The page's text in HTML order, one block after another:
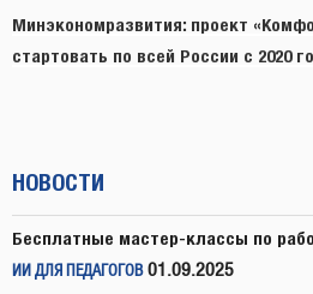
запись
Минэкономразвития: проект
стартовать по всей России с 2020
НОВОСТИ
Бесплатные мастер-классы по
ИИ ДЛЯ ПЕДАГОГОВ 01.09.2025